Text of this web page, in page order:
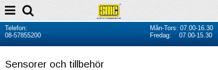
Telefon:
08-57855200
Mån-Tors: 07.00-16.30
Fredag: 07.00-15.30
Sensorer och tillbehör